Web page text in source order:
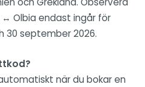
Olbia endast ingår för
30 september 2026.
när du bokar en